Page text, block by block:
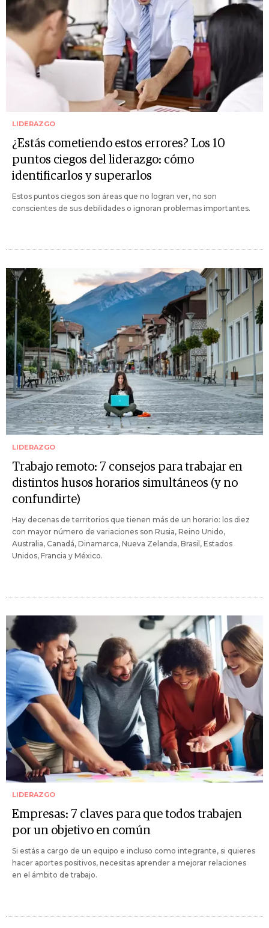
LIDERAZGO
¿Estás cometiendo estos errores? Los 10
puntos ciegos del liderazgo: cómo
identificarlos y superarlos
Estos puntos ciegos son áreas que no logran ver, no son
conscientes de sus debilidades o ignoran problemas importantes.
LIDERAZGO
Trabajo remoto: 7 consejos para trabajar en
distintos husos horarios simultáneos (y no
confundirte)
Hay decenas de territorios que tienen más de un horario: los diez
con mayor número de variaciones son Rusia, Reino Unido,
Australia, Canadá, Dinamarca, Nueva Zelanda, Brasil, Estados
Unidos, Francia y México.
LIDERAZGO
Empresas: 7 claves para que todos trabajen
por un objetivo en común
Si estás a cargo de un equipo e incluso como integrante, si quieres
hacer aportes positivos, necesitas aprender a mejorar relaciones
en el ámbito de trabajo.